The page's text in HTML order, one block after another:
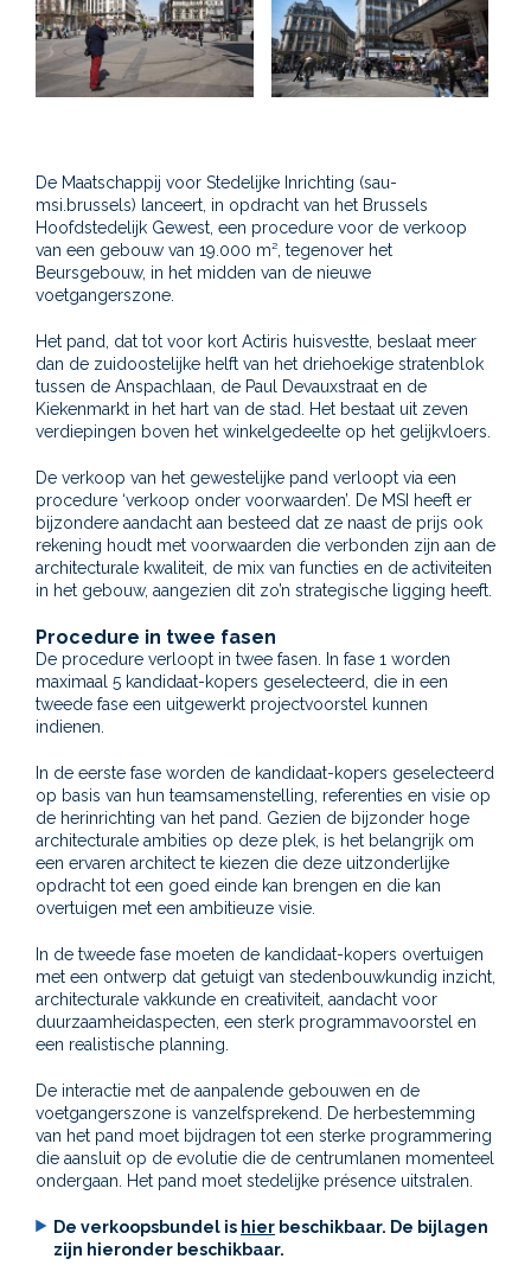
De Maatschappij voor Stedelijke Inrichting (sau-
msi.brussels) lanceert, in opdracht van het Brussels
Hoofdstedelijk Gewest, een procedure voor de verkoop
van een gebouw van 19.000 m², tegenover het
Beursgebouw, in het midden van de nieuwe
voetgangerszone.
Het pand, dat tot voor kort Actiris huisvestte, beslaat meer
dan de zuidoostelijke helft van het driehoekige stratenblok
tussen de Anspachlaan, de Paul Devauxstraat en de
Kiekenmarkt in het hart van de stad. Het bestaat uit zeven
verdiepingen boven het winkelgedeelte op het gelijkvloers.
De verkoop van het gewestelijke pand verloopt via een
procedure ‘verkoop onder voorwaarden’. De MSI heeft er
bijzondere aandacht aan besteed dat ze naast de prijs ook
rekening houdt met voorwaarden die verbonden zijn aan de
architecturale kwaliteit, de mix van functies en de activiteiten
in het gebouw, aangezien dit zo’n strategische ligging heeft.
Procedure in twee fasen
De procedure verloopt in twee fasen. In fase 1 worden
maximaal 5 kandidaat-kopers geselecteerd, die in een
tweede fase een uitgewerkt projectvoorstel kunnen
indienen.
In de eerste fase worden de kandidaat-kopers geselecteerd
op basis van hun teamsamenstelling, referenties en visie op
de herinrichting van het pand. Gezien de bijzonder hoge
architecturale ambities op deze plek, is het belangrijk om
een ervaren architect te kiezen die deze uitzonderlijke
opdracht tot een goed einde kan brengen en die kan
overtuigen met een ambitieuze visie.
In de tweede fase moeten de kandidaat-kopers overtuigen
met een ontwerp dat getuigt van stedenbouwkundig inzicht,
architecturale vakkunde en creativiteit, aandacht voor
duurzaamheidaspecten, een sterk programmavoorstel en
een realistische planning.
De interactie met de aanpalende gebouwen en de
voetgangerszone is vanzelfsprekend. De herbestemming
van het pand moet bijdragen tot een sterke programmering
die aansluit op de evolutie die de centrumlanen momenteel
ondergaan. Het pand moet stedelijke présence uitstralen.
De verkoopsbundel is hier beschikbaar. De bijlagen
zijn hieronder beschikbaar.